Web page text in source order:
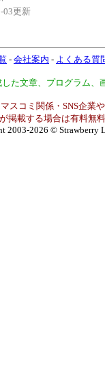
03更新
- 会社案内 - よくある質
た文章、プログラム
スコミ関係・SNS企業
掲載する場合は有料無
2003-2026 © Strawberry